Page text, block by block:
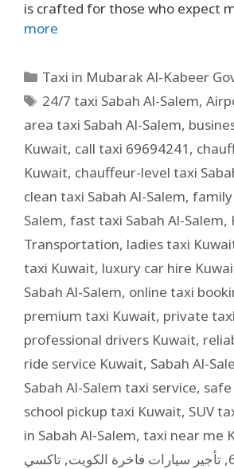
is crafted for those who expect
more
Taxi in Mubarak Al-Kabeer
24/7 taxi Sabah Al-Salem,
area taxi Sabah Al-Salem,
Kuwait, call taxi 69694241,
Kuwait, chauffeur-level taxi
clean taxi Sabah Al-Salem, family
Salem, fast taxi Sabah Al-Salem,
Transportation, ladies taxi
taxi Kuwait, luxury car hire
Sabah Al-Salem, online taxi
premium taxi Kuwait, private
professional drivers Kuwait,
ride service Kuwait, Sabah Al-
Sabah Al-Salem taxi service,
school pickup taxi Kuwait, SUV
in Sabah Al-Salem, taxi near me
, تأجير سيارات فاخرة الكويت, تاكسي